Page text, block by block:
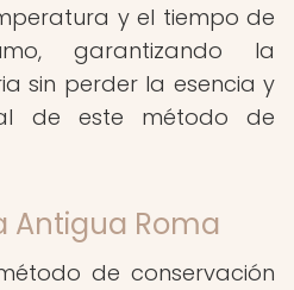
y el tiempo de
garantizando la
sin perder la esencia y
de este método de
Antigua Roma
de conservación